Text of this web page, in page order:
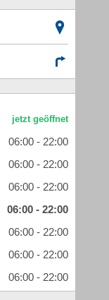
06:00 - 22:00
06:00 - 22:00
06:00 - 22:00
06:00 - 22:00
06:00 - 22:00
06:00 - 22:00
06:00 - 22:00